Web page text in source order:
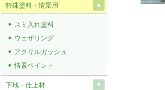
特殊塗料・情景用
スミ入れ塗料
ウェザリング
アクリルガッシュ
情景ペイント
下地・仕上材